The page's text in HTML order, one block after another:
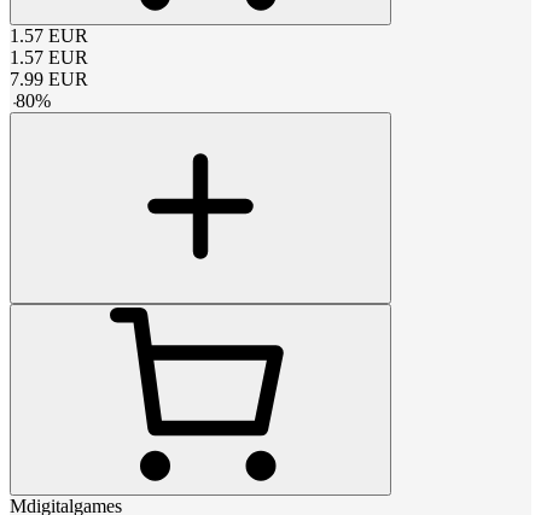
1.57 EUR
1.57 EUR
7.99 EUR
-80%
Mdigitalgames